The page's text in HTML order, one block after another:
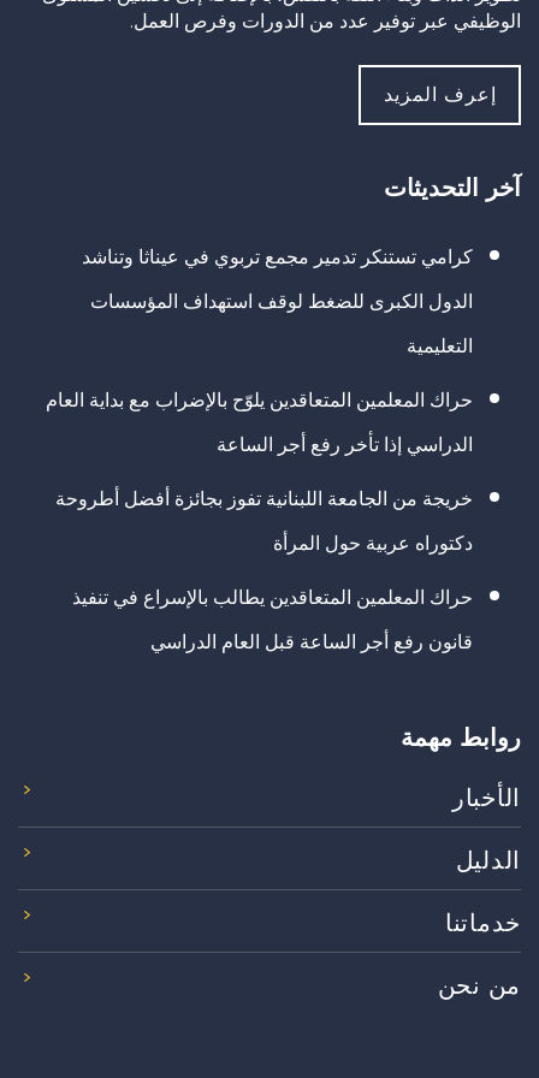
الوظيفي عبر توفير عدد من الدورات وفرص العمل.
إعرف المزيد
آخر التحديثات
كرامي تستنكر تدمير مجمع تربوي في عيناثا وتناشد
الدول الكبرى للضغط لوقف استهداف المؤسسات
التعليمية
حراك المعلمين المتعاقدين يلوّح بالإضراب مع بداية العام
الدراسي إذا تأخر رفع أجر الساعة
خريجة من الجامعة اللبنانية تفوز بجائزة أفضل أطروحة
دكتوراه عربية حول المرأة
حراك المعلمين المتعاقدين يطالب بالإسراع في تنفيذ
قانون رفع أجر الساعة قبل العام الدراسي
روابط مهمة
الأخبار
الدليل
خدماتنا
من نحن